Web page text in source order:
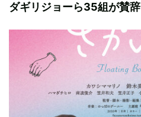
ダギリジョーら35組が賛辞